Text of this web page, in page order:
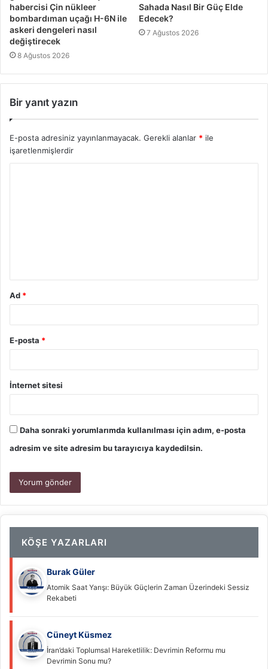
habercisi Çin nükleer
bombardıman uçağı H-6N ile
askeri dengeleri nasıl
değiştirecek
8 Ağustos 2026
Sahada Nasıl Bir Güç Elde
Edecek?
7 Ağustos 2026
Bir yanıt yazın
E-posta adresiniz yayınlanmayacak. Gerekli alanlar * ile
işaretlenmişlerdir
Ad *
E-posta *
İnternet sitesi
Daha sonraki yorumlarımda kullanılması için adım, e-posta
adresim ve site adresim bu tarayıcıya kaydedilsin.
KÖŞE YAZARLARI
Burak Güler
Atomik Saat Yarışı: Büyük Güçlerin Zaman Üzerindeki Sessiz
Rekabeti
Cüneyt Küsmez
İran’daki Toplumsal Hareketlilik: Devrimin Reformu mu
Devrimin Sonu mu?